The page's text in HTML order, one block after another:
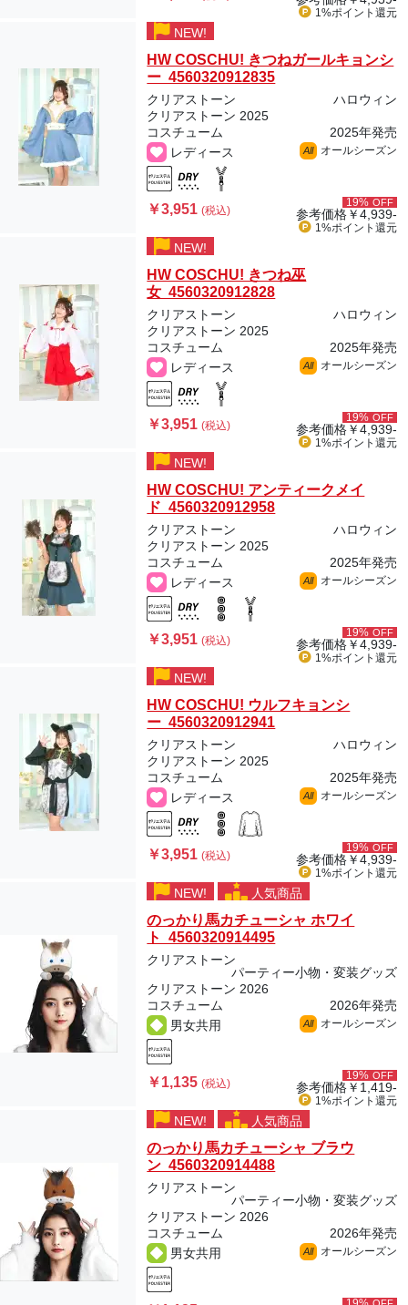
1%ポイント 還元
NEW!
HW COSCHU! きつねガールキョンシ
ー 4560320912835
クリアストーン
ハロウィン
クリアストーン 2025
コスチューム
2025年発売
レディース
All オールシーズン
￥3,951(税込)
19% OFF
参考価格￥4,939-
1%ポイント 還元
NEW!
HW COSCHU! きつね巫
女 4560320912828
クリアストーン
ハロウィン
クリアストーン 2025
コスチューム
2025年発売
レディース
All オールシーズン
￥3,951(税込)
19% OFF
参考価格￥4,939-
1%ポイント 還元
NEW!
HW COSCHU! アンティークメイ
ド 4560320912958
クリアストーン
ハロウィン
クリアストーン 2025
コスチューム
2025年発売
レディース
All オールシーズン
￥3,951(税込)
19% OFF
参考価格￥4,939-
1%ポイント 還元
NEW!
HW COSCHU! ウルフキョンシ
ー 4560320912941
クリアストーン
ハロウィン
クリアストーン 2025
コスチューム
2025年発売
レディース
All オールシーズン
￥3,951(税込)
19% OFF
参考価格￥4,939-
1%ポイント 還元
NEW! 人気商品
のっかり馬カチューシャ ホワイ
ト 4560320914495
クリアストーン
パーティー小物・変装グッズ
クリアストーン 2026
コスチューム
2026年発売
男女共用
All オールシーズン
￥1,135(税込)
19% OFF
参考価格￥1,419-
1%ポイント 還元
NEW! 人気商品
のっかり馬カチューシャ ブラウ
ン 4560320914488
クリアストーン
パーティー小物・変装グッズ
クリアストーン 2026
コスチューム
2026年発売
男女共用
All オールシーズン